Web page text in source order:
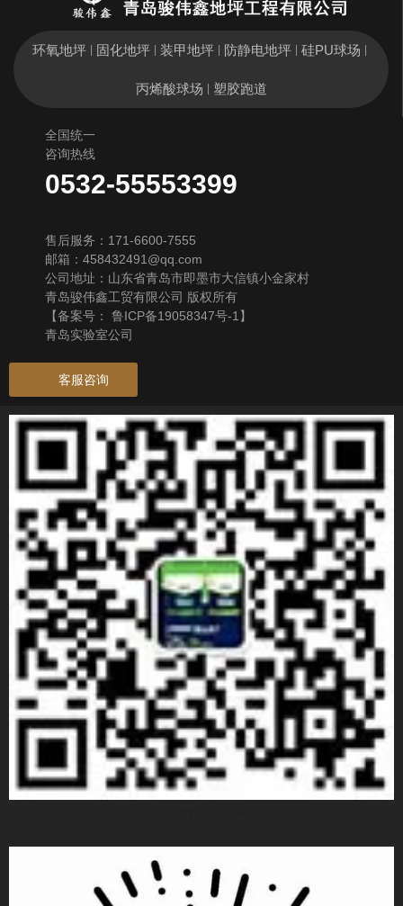
环氧地坪 | 固化地坪 | 装甲地坪 | 防静电地坪 | 硅PU球场 |
丙烯酸球场 | 塑胶跑道
全国统一
咨询热线
0532-55553399
售后服务：171-6600-7555
邮箱：458432491@qq.com
公司地址：山东省青岛市即墨市大信镇小金家村
青岛骏伟鑫工贸有限公司 版权所有
【备案号： 鲁ICP备19058347号-1 】
青岛实验室公司
客服咨询